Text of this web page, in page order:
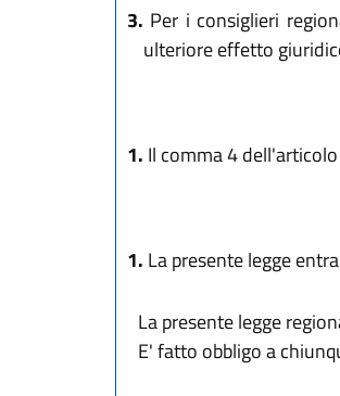
3. Per i consiglieri
ulteriore effetto
1. Il comma 4
1. La presente legge
La presente legge
E' fatto obbligo a